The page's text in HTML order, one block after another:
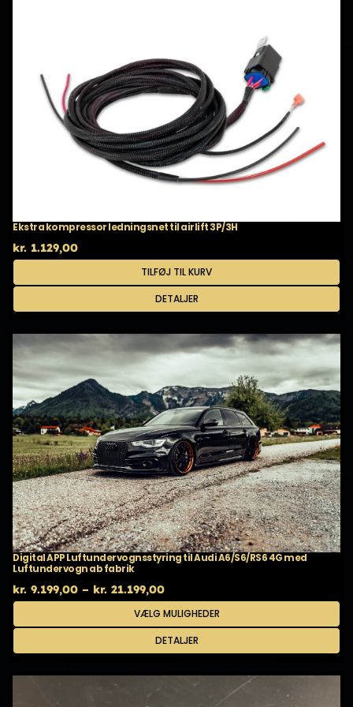
Ekstra kompressor ledningsnet til airlift 3P/3H
kr. 1.129,00
TILFØJ TIL KURV
DETALJER
Digital APP Luftundervognsstyring til Audi A6/S6/RS6 4G med
Luftundervogn ab fabrik
kr. 9.199,00 – kr. 21.199,00Prisinterval:
kr. 9.199,00
til
kr. 21.199,00
VÆLG MULIGHEDER
Dette
vare
flere
Mulighederne
DETALJER